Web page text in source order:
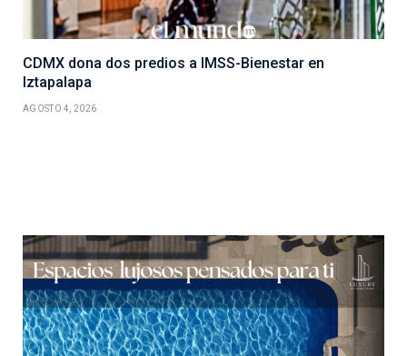
CDMX dona dos predios a IMSS-Bienestar en
Iztapalapa
AGOSTO 4, 2026